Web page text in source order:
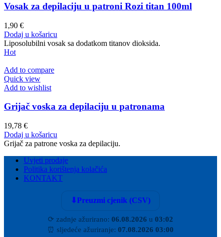
Vosak za depilaciju u patroni Rozi titan 100ml
1,90 €
Dodaj u košaricu
Liposolubilni vosak sa dodatkom titanov dioksida.
Hot
Add to compare
Quick view
Add to wishlist
Grijač voska za depilaciju u patronama
19,78 €
Dodaj u košaricu
Grijač za patrone voska za depilaciju.
Uvjeti prodaje
Politika korištenja kolačića
KONTAKT
⬇Preuzmi cjenik (CSV)
⟳ zadnje ažurirano: 06.08.2026 u 03:02
⏰ sljedeće ažuriranje: 07.08.2026 03:00